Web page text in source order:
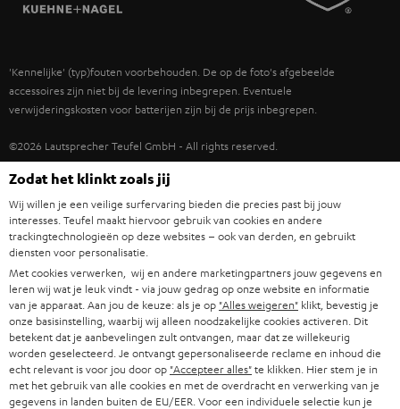
FANSHOP
NIEUWKOMERS
TEUFEL STORY
DUURZAAMHEID
STUDENTENKORTING
KADOBON
TOEGANKELIJKHEID
ITALIË
USA
'Kennelijke' (typ)fouten voorbehouden. De op de foto's afgebeelde
accessoires zijn niet bij de levering inbegrepen. Eventuele
verwijderingskosten voor batterijen zijn bij de prijs inbegrepen.
©2026 Lautsprecher Teufel GmbH - All rights reserved.
Disclaimer Algemene voorwaarden
Instellingen privacybeleid
EU Data Act hier de overeenkomst herroepen
Zodat het klinkt zoals jij
Wij willen je een veilige surfervaring bieden die precies past bij jouw
interesses. Teufel maakt hiervoor gebruik van cookies en andere
trackingtechnologieën op deze websites – ook van derden, en gebruikt
diensten voor personalisatie.
Met cookies verwerken, wij en andere marketingpartners jouw gegevens en
leren wij wat je leuk vindt - via jouw gedrag op onze website en informatie
van je apparaat. Aan jou de keuze: als je op "Alles weigeren" klikt, bevestig je
onze basisinstelling, waarbij wij alleen noodzakelijke cookies activeren. Dit
betekent dat je aanbevelingen zult ontvangen, maar dat ze willekeurig
worden geselecteerd. Je ontvangt gepersonaliseerde reclame en inhoud die
echt relevant is voor jou door op "Accepteer alles"te klikken. Hier stem je in
met het gebruik van alle cookies en met de overdracht en verwerking van je
gegevens in landen buiten de EU/EER. Voor een individuele selectie kun je